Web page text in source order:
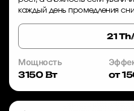
каждый день промедления
21
Мощность
3150 Вт
от